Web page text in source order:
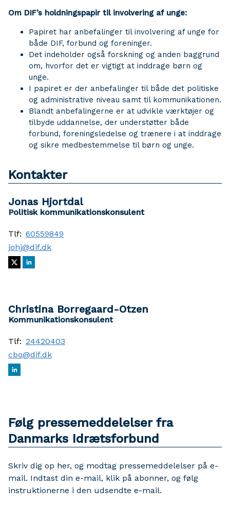
Om DIF’s holdningspapir til involvering af unge:
Papiret har anbefalinger til involvering af unge for
både DIF, forbund og foreninger.
Det indeholder også forskning og anden baggrund
om, hvorfor det er vigtigt at inddrage børn og
unge.
I papiret er der anbefalinger til både det politiske
og administrative niveau samt til kommunikationen.
Blandt anbefalingerne er at udvikle værktøjer og
tilbyde uddannelse, der understøtter både
forbund, foreningsledelse og trænere i at inddrage
og sikre medbestemmelse til børn og unge.
Kontakter
Jonas Hjortdal
Politisk kommunikationskonsulent
Tlf: 60559849
johj@dif.dk
Christina Borregaard-Otzen
Kommunikationskonsulent
Tlf: 24420403
cbo@dif.dk
Følg pressemeddelelser fra
Danmarks Idrætsforbund
Skriv dig op her, og modtag pressemeddelelser på e-
mail. Indtast din e-mail, klik på abonner, og følg
instruktionerne i den udsendte e-mail.